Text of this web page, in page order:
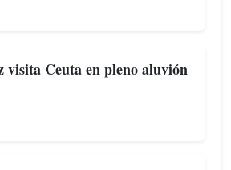
visita Ceuta en pleno aluvión